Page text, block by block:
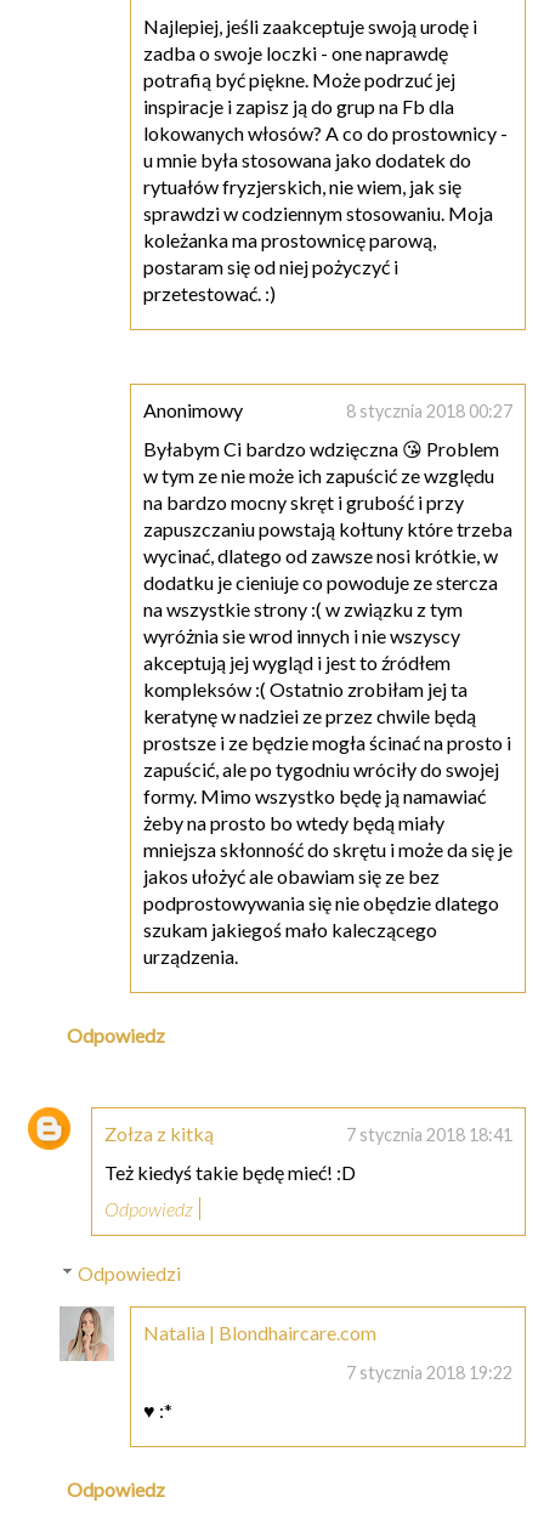
Najlepiej, jeśli zaakceptuje swoją urodę i
zadba o swoje loczki - one naprawdę
potrafią być piękne. Może podrzuć jej
inspiracje i zapisz ją do grup na Fb dla
lokowanych włosów? A co do prostownicy -
u mnie była stosowana jako dodatek do
rytuałów fryzjerskich, nie wiem, jak się
sprawdzi w codziennym stosowaniu. Moja
koleżanka ma prostownicę parową,
postaram się od niej pożyczyć i
przetestować. :)
Anonimowy 8 stycznia 2018 00:27
Byłabym Ci bardzo wdzięczna 😘 Problem
w tym ze nie może ich zapuścić ze względu
na bardzo mocny skręt i grubość i przy
zapuszczaniu powstają kołtuny które trzeba
wycinać, dlatego od zawsze nosi krótkie, w
dodatku je cieniuje co powoduje ze stercza
na wszystkie strony :( w związku z tym
wyróżnia sie wrod innych i nie wszyscy
akceptują jej wygląd i jest to źródłem
kompleksów :( Ostatnio zrobiłam jej ta
keratynę w nadziei ze przez chwile będą
prostsze i ze będzie mogła ścinać na prosto i
zapuścić, ale po tygodniu wróciły do swojej
formy. Mimo wszystko będę ją namawiać
żeby na prosto bo wtedy będą miały
mniejsza skłonność do skrętu i może da się je
jakos ułożyć ale obawiam się ze bez
podprostowywania się nie obędzie dlatego
szukam jakiegoś mało kaleczącego
urządzenia.
Odpowiedz
Zołza z kitką 7 stycznia 2018 18:41
Też kiedyś takie będę mieć! :D
Odpowiedz
Odpowiedzi
Natalia | Blondhaircare.com
7 stycznia 2018 19:22
♥ :*
Odpowiedz